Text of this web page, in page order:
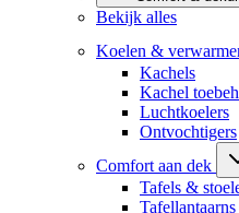
Bekijk alles
Koelen &
Kachels
Kachel
Luchtkoelers
Ontvochtigers
Comfort aan dek
Tafels &
Tafellantaarns